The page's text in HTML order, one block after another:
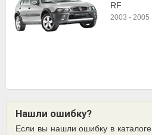
RF
2003 - 2005
Нашли ошибку?
Если вы нашли ошибку в каталоге